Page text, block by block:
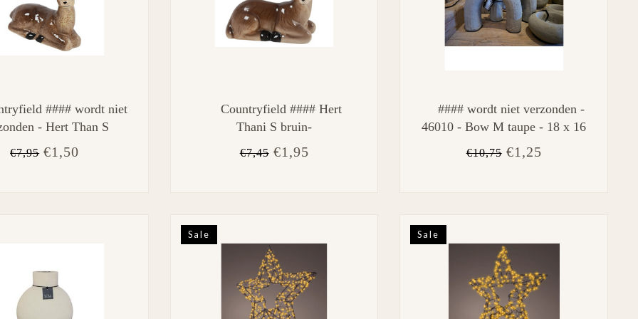
#### wordt niet
- Hert Than S
bruin
€7,95€1,50
Countryfield #### Hert
Thani S bruin-
L12,7B7H10,5CM
€7,45€1,95
#### wordt niet verzonden -
46010 - Bow M taupe - 18 x 16
€10,75€1,25
Sale Sale